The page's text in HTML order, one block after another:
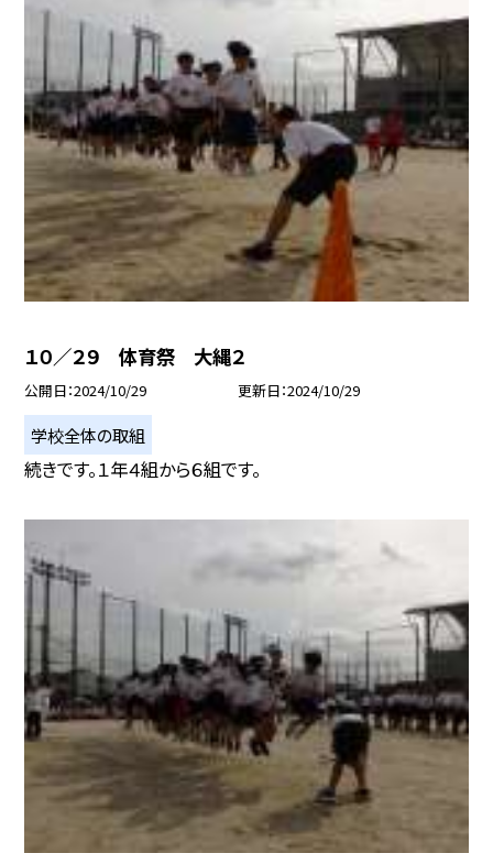
１０／２９ 体育祭 大縄２
公開日 2024/10/29 更新日 2024/10/29
学校全体の取組
続きです。１年４組から６組です。